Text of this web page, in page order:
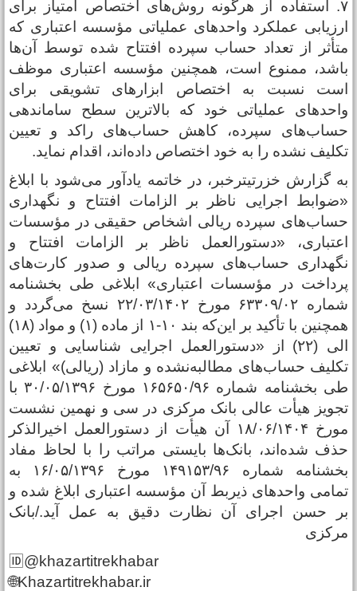
۷. استفاده از هرگونه روش‌های اختصاص امتیاز برای
عملکرد واحدهای عملیاتی مؤسسه اعتباری که
از تعداد حساب سپرده افتتاح شده توسط آن‌ها
ممنوع است، همچنین مؤسسه اعتباری موظف
نسبت به اختصاص ابزارهای تشویقی برای
عملیاتی خود که بالاترین سطح ساماندهی
سپرده، کاهش حساب‌های راکد و تعیین
نشده را به خود اختصاص داده‌اند، اقدام نماید.
گزارش خزرتیترخبر، در خاتمه یادآور می‌شود با ابلاغ
اجرایی ناظر بر الزامات افتتاح و نگهداری
سپرده ریالی اشخاص حقیقی در مؤسسات
«دستورالعمل ناظر بر الزامات افتتاح و
حساب‌های سپرده ریالی و صدور کارت‌های
در مؤسسات اعتباری» ابلاغی طی بخشنامه
شماره ۶۳۳۰۹‌/۰۲ مورخ ۲۲/‌۰۳/‌۱۴۰۲ نسخ می‌گردد و
همچنین با تأکید بر این‌که بند ۱۰‌‌‌‌‌-۱ از ماده (۱) و مواد (۱۸)
الی (۲۲) از «دستورالعمل اجرایی شناسایی و تعیین
حساب‌های مطالبه‌نشده و مازاد (ریالی)» ابلاغی
طی بخشنامه شماره ۱۶۵۶۵۰‌/۹۶ مورخ ۳۰/‌۰۵/‌۱۳۹۶ با
هیأت عالی بانک مرکزی در سی و نهمین نشست
مورخ ۱۸/‌۰۶/‌۱۴۰۴ آن هیأت از دستورالعمل اخیرالذکر
شده‌اند، بانک‌ها بایستی مراتب را با لحاظ مفاد
بخشنامه شماره ۱۴۹۱۵۳‌‌‌‌‌‌‌‌‌‌‌‌‌‌‌‌/۹۶ مورخ ۱۶/‌۰۵/‌۱۳۹۶ به
واحدهای ذیربط آن مؤسسه اعتباری ابلاغ شده و
حسن اجرای آن نظارت دقیق به عمل آید‌./بانک
🆔@khazartitrekhabar
🌐Khazartitrekhabar.ir